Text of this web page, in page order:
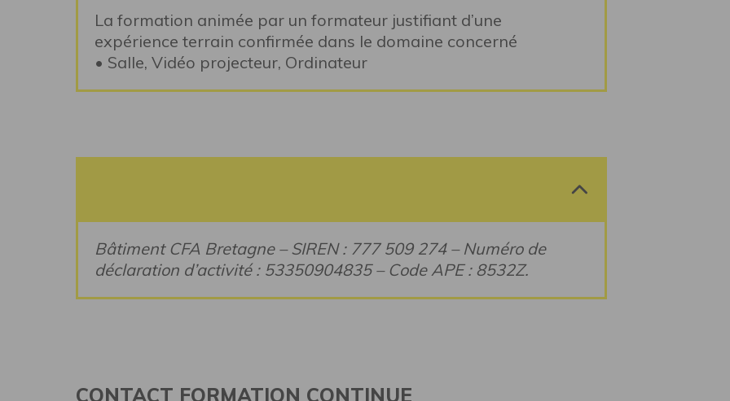
La formation animée par un formateur justifiant d’une
expérience terrain confirmée dans le domaine concerné
• Salle, Vidéo projecteur, Ordinateur
Bâtiment CFA Bretagne – SIREN : 777 509 274 – Numéro de
déclaration d’activité : 53350904835 – Code APE : 8532Z.
CONTACT FORMATION CONTINUE